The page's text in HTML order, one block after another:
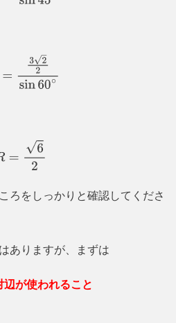
sin60
62
ろをしっかりと確認してくださ
ありますが、まずは
辺が使われること